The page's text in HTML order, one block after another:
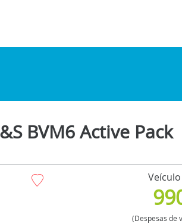
BVM6 Active Pack
(Despesas de